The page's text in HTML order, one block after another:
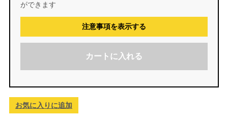
ができます
注意事項を表示する
カートに入れる
お気に入りに追加